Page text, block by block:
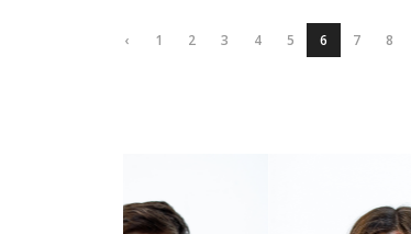
‹ 1 2 3 4 5 6 7 8